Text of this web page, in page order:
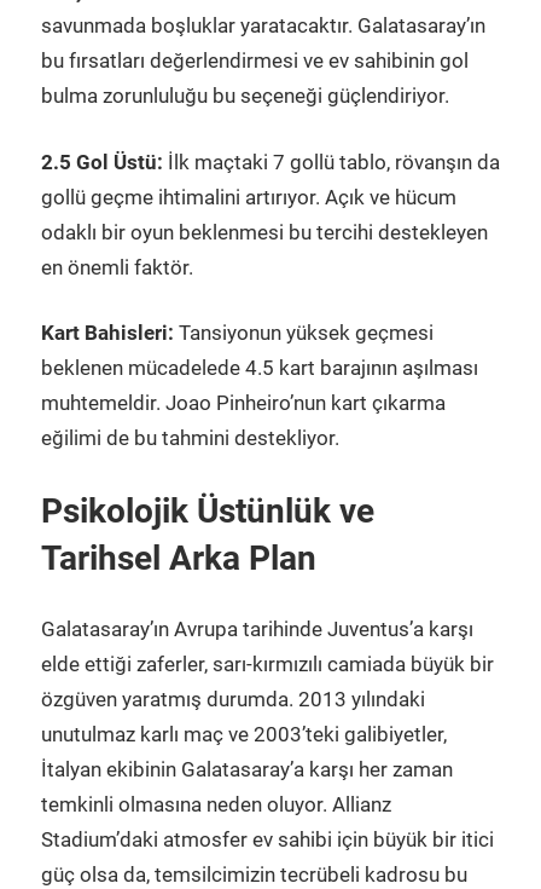
savunmada boşluklar yaratacaktır. Galatasaray’ın
bu fırsatları değerlendirmesi ve ev sahibinin gol
bulma zorunluluğu bu seçeneği güçlendiriyor.
2.5 Gol Üstü: İlk maçtaki 7 gollü tablo, rövanşın da
gollü geçme ihtimalini artırıyor. Açık ve hücum
odaklı bir oyun beklenmesi bu tercihi destekleyen
en önemli faktör.
Kart Bahisleri: Tansiyonun yüksek geçmesi
beklenen mücadelede 4.5 kart barajının aşılması
muhtemeldir. Joao Pinheiro’nun kart çıkarma
eğilimi de bu tahmini destekliyor.
Psikolojik Üstünlük ve
Tarihsel Arka Plan
Galatasaray’ın Avrupa tarihinde Juventus’a karşı
elde ettiği zaferler, sarı-kırmızılı camiada büyük bir
özgüven yaratmış durumda. 2013 yılındaki
unutulmaz karlı maç ve 2003’teki galibiyetler,
İtalyan ekibinin Galatasaray’a karşı her zaman
temkinli olmasına neden oluyor. Allianz
Stadium’daki atmosfer ev sahibi için büyük bir itici
güç olsa da, temsilcimizin tecrübeli kadrosu bu